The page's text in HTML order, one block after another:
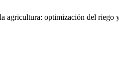
optimización del riego